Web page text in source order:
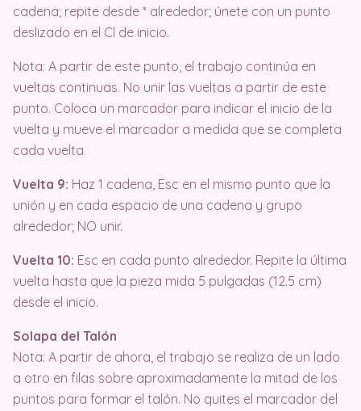
cadena; repite desde * alrededor; únete con un punto
deslizado en el Cl de inicio.
Nota: A partir de este punto, el trabajo continúa en
vueltas continuas. No unir las vueltas a partir de este
punto. Coloca un marcador para indicar el inicio de la
vuelta y mueve el marcador a medida que se completa
cada vuelta.
Vuelta 9: Haz 1 cadena, Esc en el mismo punto que la
unión y en cada espacio de una cadena y grupo
alrededor; NO unir.
Vuelta 10: Esc en cada punto alrededor. Repite la última
vuelta hasta que la pieza mida 5 pulgadas (12.5 cm)
desde el inicio.
Solapa del Talón
Nota: A partir de ahora, el trabajo se realiza de un lado
a otro en filas sobre aproximadamente la mitad de los
puntos para formar el talón. No quites el marcador del